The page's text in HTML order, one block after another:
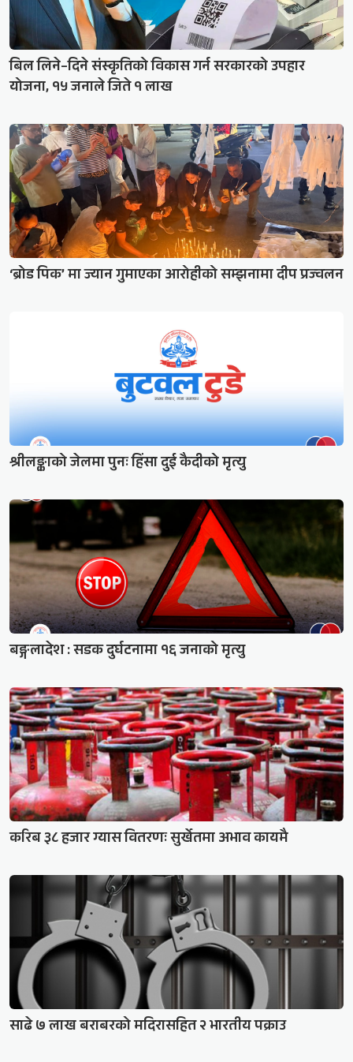
बिल लिने–दिने संस्कृतिको विकास गर्न सरकारको उपहार
योजना, १५ जनाले जिते १ लाख
‘ब्रोड पिक’ मा ज्यान गुमाएका आरोहीको सम्झनामा दीप प्रज्वलन
श्रीलङ्काको जेलमा पुनः हिंसा दुई कैदीको मृत्यु
बङ्गलादेश : सडक दुर्घटनामा १६ जनाको मृत्यु
करिब ३८ हजार ग्यास वितरणः सुर्खेतमा अभाव कायमै
साढे ७ लाख बराबरको मदिरासहित २ भारतीय पक्राउ